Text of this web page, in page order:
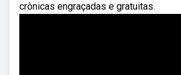
crônicas engraçadas e gratuitas.